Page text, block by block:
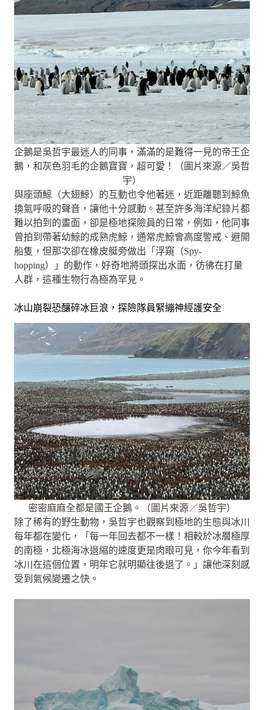
企鵝是吳哲宇最迷人的同事，滿滿的是難得一見的帝王企
鵝，和灰色羽毛的企鵝寶寶，超可愛！（圖片來源／吳哲
宇）
與座頭鯨（大翅鯨）的互動也令他著迷，近距離聽到鯨魚
換氣呼吸的聲音，讓他十分感動。甚至許多海洋紀錄片都
難以拍到的畫面，卻是極地探險員的日常，例如，他同事
曾拍到帶著幼鯨的成熟虎鯨，通常虎鯨會高度警戒、避開
船隻，但那次卻在橡皮艇旁做出「浮窺（Spy-
hopping）」的動作，好奇地將頭探出水面，彷彿在打量
人群，這種生物行為極為罕見。
冰山崩裂恐釀碎冰巨浪，探險隊員緊繃神經護安全
密密麻麻全都是國王企鵝。（圖片來源／吳哲宇）
除了稀有的野生動物，吳哲宇也觀察到極地的生態與冰川
每年都在變化，「每一年回去都不一樣！相較於冰層極厚
的南極，北極海冰退縮的速度更是肉眼可見，你今年看到
冰川在這個位置，明年它就明顯往後退了。」讓他深刻感
受到氣候變遷之快。